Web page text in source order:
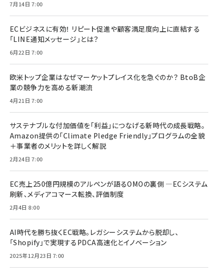
7月14日 7:00
ECビジネスに有効！ リピート促進や顧客満足度向上に直結する
「LINE通知メッセージ」とは？
6月22日 7:00
欧米トップ企業はなぜマーケットプレイス化を急ぐのか？ BtoB企
業の競争力を高める新潮流
4月21日 7:00
サステナブルな付加価値を「利益」につなげる新時代の成長戦略。
Amazon提供の「Climate Pledge Friendly」プログラムの全貌
＋事業者のメリットを詳しく解説
2月24日 7:00
EC売上250億円規模のアルペンが語るOMOの裏側 ―ECシステム
刷新、メディアコマース転換、評価制度
2月4日 8:00
AI時代を勝ち抜くEC戦略。レガシーシステムから脱却し、
「Shopify」で実現するPDCA高速化とイノベーション
2025年12月23日 7:00